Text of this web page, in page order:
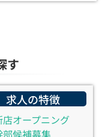
す
求人の特徴
店オープニング